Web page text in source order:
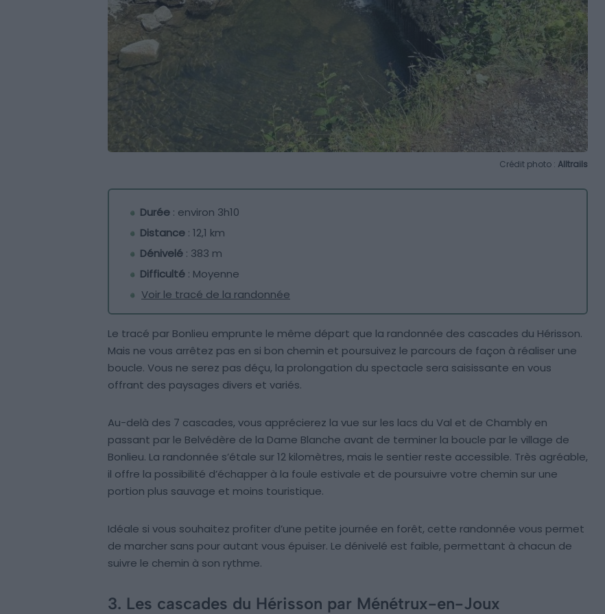
Crédit photo : Alltrails
Durée : environ 3h10
Distance : 12,1 km
Dénivelé : 383 m
Difficulté : Moyenne
Voir le tracé de la randonnée
Le tracé par Bonlieu emprunte le même départ que la randonnée des cascades du Hérisson.
Mais ne vous arrêtez pas en si bon chemin et poursuivez le parcours de façon à réaliser une
boucle. Vous ne serez pas déçu, la prolongation du spectacle sera saisissante en vous
offrant des paysages divers et variés.
Au-delà des 7 cascades, vous apprécierez la vue sur les lacs du Val et de Chambly en
passant par le Belvédère de la Dame Blanche avant de terminer la boucle par le village de
Bonlieu. La randonnée s’étale sur 12 kilomètres, mais le sentier reste accessible. Très agréable,
il offre la possibilité d’échapper à la foule estivale et de poursuivre votre chemin sur une
portion plus sauvage et moins touristique.
Idéale si vous souhaitez profiter d’une petite journée en forêt, cette randonnée vous permet
de marcher sans pour autant vous épuiser. Le dénivelé est faible, permettant à chacun de
suivre le chemin à son rythme.
3. Les cascades du Hérisson par Ménétrux-en-Joux